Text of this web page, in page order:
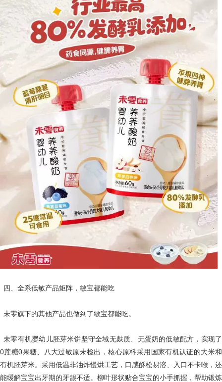
四、全系低敏产品矩阵，敏宝都能吃
未零旗下的其他产品也做到了敏宝都能吃。
未零有机婴幼儿胚芽米饼坚守全域无麸质、无蛋奶的低敏配方，实现了
0蔗糖0果糖、八大过敏原未检出，核心原料采用国家有机认证的大米和
有机胚芽米。采用低温非油炸慢烘工艺，口感酥松易溶、入口不卡喉，还
能缓解宝宝出牙期的牙龈不适。柳叶形状贴合宝宝的小手抓握，帮助锻炼